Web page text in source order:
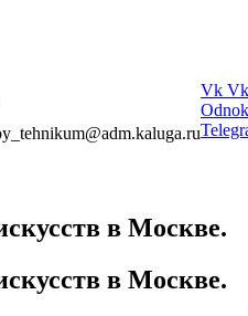
Vk Vk
в Москве.
в Москве.